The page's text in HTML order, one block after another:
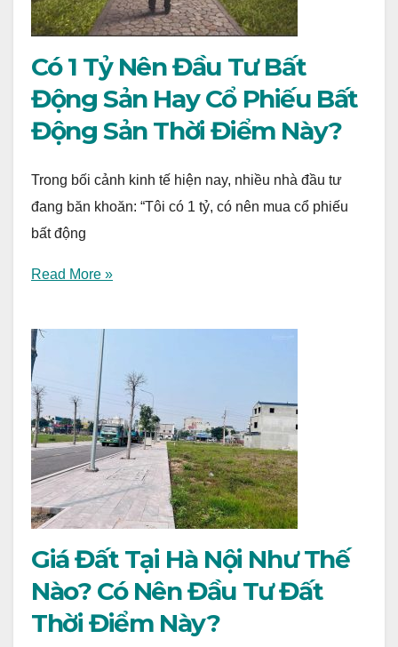
Có 1 Tỷ Nên Đầu Tư Bất
Động Sản Hay Cổ Phiếu Bất
Động Sản Thời Điểm Này?
Trong bối cảnh kinh tế hiện nay, nhiều nhà đầu tư
đang băn khoăn: “Tôi có 1 tỷ, có nên mua cổ phiếu
bất động
Read More »
Giá Đất Tại Hà Nội Như Thế
Nào? Có Nên Đầu Tư Đất
Thời Điểm Này?